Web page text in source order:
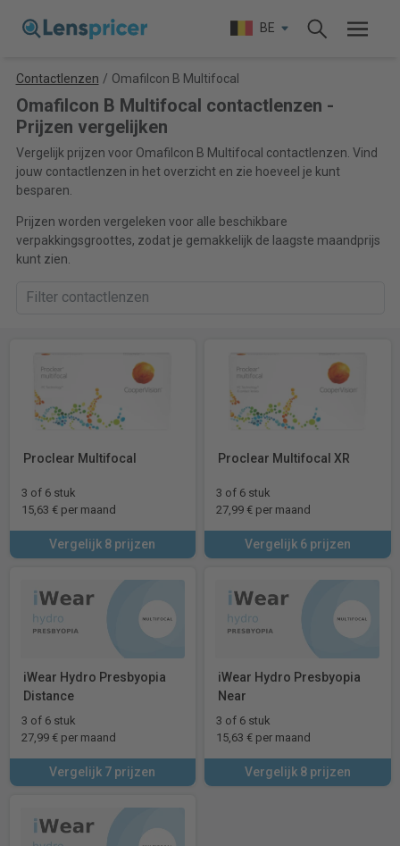
BE
Contactlenzen / Omafilcon B Multifocal
Omafilcon B Multifocal contactlenzen -
Prijzen vergelijken
Vergelijk prijzen voor Omafilcon B Multifocal contactlenzen. Vind
jouw contactlenzen in het overzicht en zie hoeveel je kunt
besparen.
Prijzen worden vergeleken voor alle beschikbare
verpakkingsgroottes, zodat je gemakkelijk de laagste maandprijs
kunt zien.
Proclear Multifocal
3 of 6 stuk
15,63 € per maand
Vergelijk 8 prijzen
Proclear Multifocal XR
3 of 6 stuk
27,99 € per maand
Vergelijk 6 prijzen
iWear Hydro Presbyopia
Distance
3 of 6 stuk
27,99 € per maand
Vergelijk 7 prijzen
iWear Hydro Presbyopia
Near
3 of 6 stuk
15,63 € per maand
Vergelijk 8 prijzen